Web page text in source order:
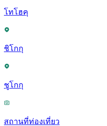
โทโฮคุ
ชิโกกุ
ชูโกกุ
สถานที่ท่องเที่ยว